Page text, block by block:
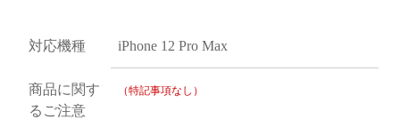
対応機種 iPhone 12 Pro Max
商品に関す
るご注意
（特記事項なし）